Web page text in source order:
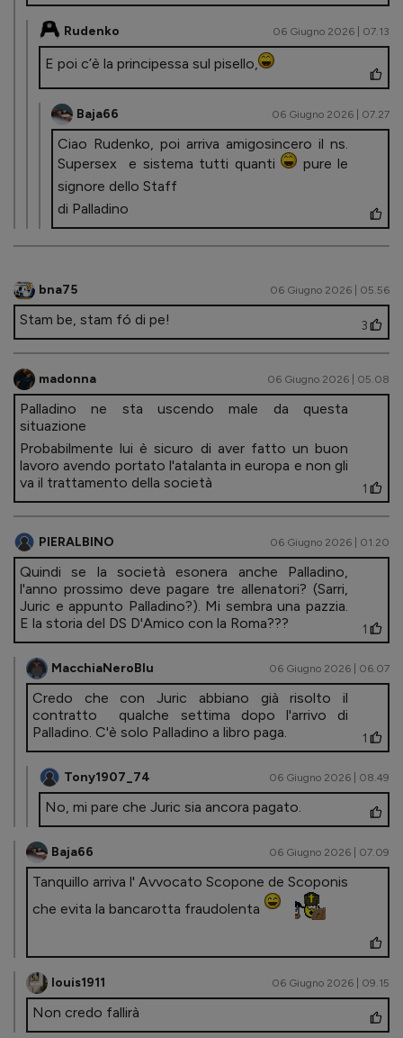
Rudenko 06 Giugno 2026 | 07.13
E poi c’è la principessa sul pisello,
Baja66 06 Giugno 2026 | 07.27
Ciao Rudenko, poi arriva amigosincero il ns.
Supersex e sistema tutti quanti
pure le
signore dello Staff
di Palladino
bna75 06 Giugno 2026 | 05.56
Stam be, stam fó di pe! 3
madonna 06 Giugno 2026 | 05.08
Palladino ne sta uscendo male da questa
situazione
Probabilmente lui è sicuro di aver fatto un buon
lavoro avendo portato l'atalanta in europa e non gli
va il trattamento della società
1
PIERALBINO 06 Giugno 2026 | 01.20
Quindi se la società esonera anche Palladino,
l'anno prossimo deve pagare tre allenatori? (Sarri,
Juric e appunto Palladino?). Mi sembra una pazzia.
E la storia del DS D'Amico con la Roma???
1
MacchiaNeroBlu 06 Giugno 2026 | 06.07
Credo che con Juric abbiano già risolto il
contratto qualche settima dopo l'arrivo di
Palladino. C'è solo Palladino a libro paga.
1
Tony1907_74 06 Giugno 2026 | 08.49
No, mi pare che Juric sia ancora pagato.
Baja66 06 Giugno 2026 | 07.09
Tanquillo arriva l' Avvocato Scopone de Scoponis
che evita la bancarotta fraudolenta
louis1911 06 Giugno 2026 | 09.15
Non credo fallirà